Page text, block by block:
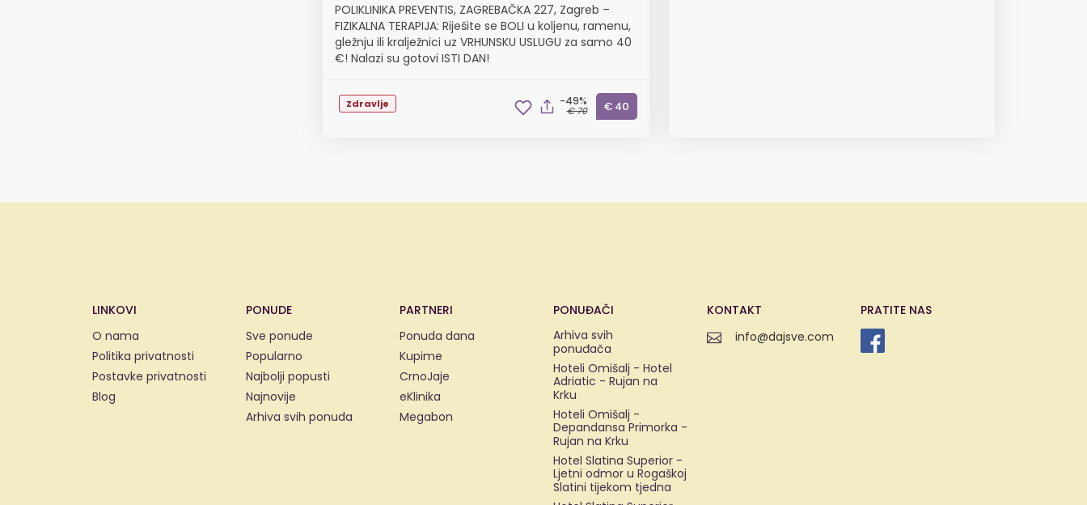
POLIKLINIKA PREVENTIS, ZAGREBAČKA 227, Zagreb –
FIZIKALNA TERAPIJA: Riješite se BOLI u koljenu, ramenu,
gležnju ili kralježnici uz VRHUNSKU USLUGU za samo 40
€! Nalazi su gotovi ISTI DAN!
Zdravlje -49%
€ 70 € 40
LINKOVI
O nama
Politika privatnosti
Postavke privatnosti
Blog
PONUDE
Sve ponude
Popularno
Najbolji popusti
Najnovije
Arhiva svih ponuda
PARTNERI
Ponuda dana
Kupime
CrnoJaje
eKlinika
Megabon
PONUĐAČI
Arhiva svih
ponuđača
Hoteli Omišalj - Hotel
Adriatic - Rujan na
Krku
Hoteli Omišalj -
Depandansa Primorka -
Rujan na Krku
Hotel Slatina Superior -
Ljetni odmor u Rogaškoj
Slatini tijekom tjedna
KONTAKT
info@dajsve.com
PRATITE NAS